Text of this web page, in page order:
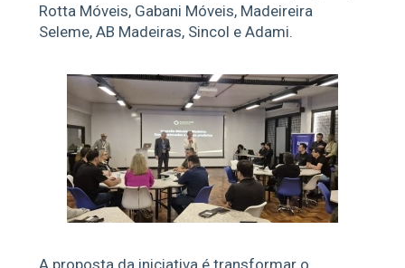
Rotta Móveis, Gabani Móveis, Madeireira
Seleme, AB Madeiras, Sincol e Adami.
A proposta da iniciativa é transformar o